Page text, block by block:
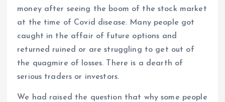
money after seeing the boom of the stock market
at the time of Covid disease. Many people got
caught in the affair of future options and
returned ruined or are struggling to get out of
the quagmire of losses. There is a dearth of
serious traders or investors.
We had raised the question that why some people